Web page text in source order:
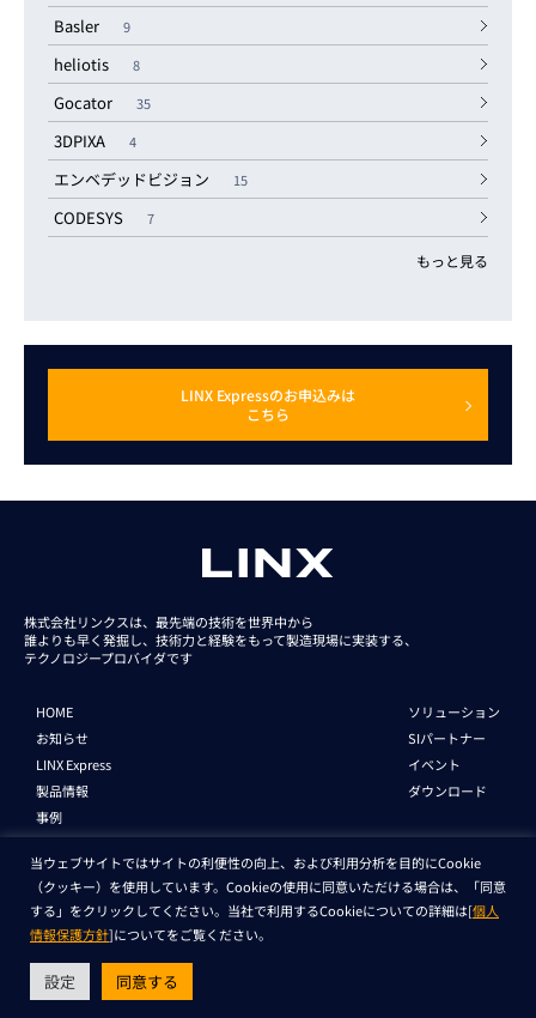
Basler 9
heliotis 8
Gocator 35
3DPIXA 4
エンベデッドビジョン 15
CODESYS 7
もっと見る
LINX Expressのお申込みは
こちら
株式会社リンクスは、最先端の技術を世界中から
誰よりも早く発掘し、技術力と経験をもって製造現場に実装する、
テクノロジープロバイダです
HOME
お知らせ
LINX Express
製品情報
事例
ソリューション
SIパートナー
イベント
ダウンロード
FAQ お問い合わせ
企業情報 新卒採用
当ウェブサイトではサイトの利便性の向上、および利用分析を目的にCookie
（クッキー）を使用しています。Cookieの使用に同意いただける場合は、「同意
する」をクリックしてください。当社で利用するCookieについての詳細は[個人
情報保護方針]についてをご覧ください。
設定 同意する